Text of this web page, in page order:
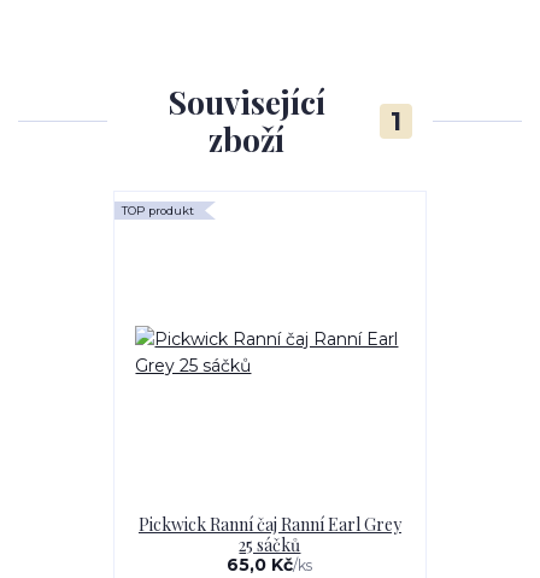
Související
zboží
1
TOP produkt
Pickwick Ranní čaj Ranní Earl Grey
25 sáčků
65,0 Kč/ks